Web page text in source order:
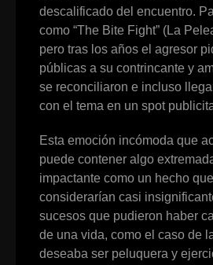
descalificado del encuentro.
como “The Bite Fight” (La
pero tras los años el agresor
públicas a su contrincante y
se reconciliaron e incluso
con el tema en un spot
Esta emoción incómoda que
puede contener algo
impactante como un hecho
considerarían casi
sucesos que pudieron haber
de una vida, como el caso de
deseaba ser peluquera y